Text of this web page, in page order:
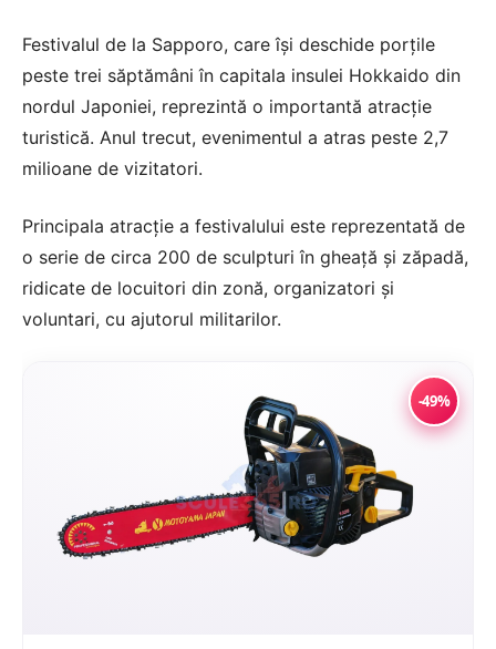
Festivalul de la Sapporo, care îşi deschide porţile
peste trei săptămâni în capitala insulei Hokkaido din
nordul Japoniei, reprezintă o importantă atracţie
turistică. Anul trecut, evenimentul a atras peste 2,7
milioane de vizitatori.
Principala atracţie a festivalului este reprezentată de
o serie de circa 200 de sculpturi în gheaţă şi zăpadă,
ridicate de locuitori din zonă, organizatori şi
voluntari, cu ajutorul militarilor.
-49%